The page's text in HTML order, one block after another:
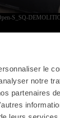
le
notre
partenaires
Nous sommes
ouverte pour les
automatiques.